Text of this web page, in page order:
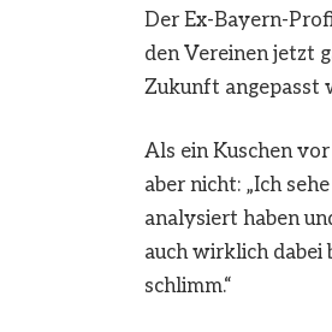
Der Ex-Bayern-
den Vereinen jetzt
Zukunft angepasst
Als ein Kuschen
aber nicht: „Ich
analysiert haben
auch wirklich dabei
schlimm.“